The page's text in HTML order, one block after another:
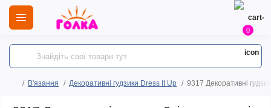
0
В'язання Декоративні гудзики Dress It Up 9317 Декоративні